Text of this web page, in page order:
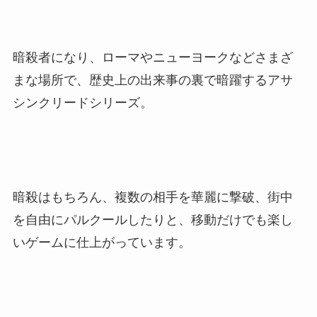
暗殺者になり、ローマやニューヨークなどさまざ
まな場所で、歴史上の出来事の裏で暗躍するアサ
シンクリードシリーズ。
暗殺はもちろん、複数の相手を華麗に撃破、街中
を自由にパルクールしたりと、移動だけでも楽し
いゲームに仕上がっています。